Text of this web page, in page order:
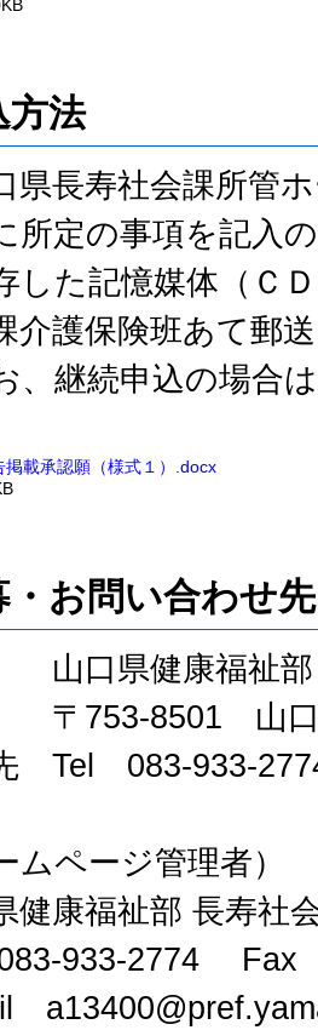
方法
長寿社会課所管
所定の事項を記入
した記憶媒体（Ｃ
介護保険班あて郵
継続申込の場合
掲載承認願（様式１）.docx
・お問い合わせ先
口県健康福祉部
753-8501 山口
Tel 083-933-
ムページ管理者）
健康福祉部 長寿社
933-2774 Fax